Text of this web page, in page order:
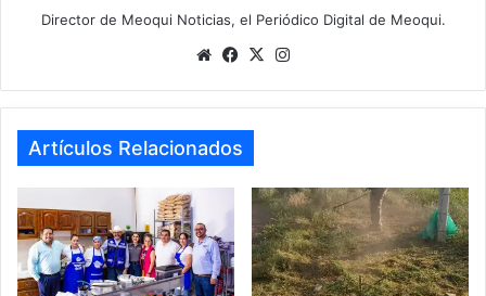
Director de Meoqui Noticias, el Periódico Digital de Meoqui.
We
te
Fa
bo
ok
X
ra
Artículos Relacionados